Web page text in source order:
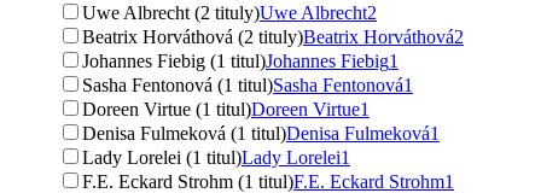
Uwe Albrecht (2 tituly)Uwe Albrecht2
Beatrix Horváthová (2 tituly)Beatrix Horváthová2
Johannes Fiebig (1 titul)Johannes Fiebig1
Sasha Fentonová (1 titul)Sasha Fentonová1
Doreen Virtue (1 titul)Doreen Virtue1
Denisa Fulmeková (1 titul)Denisa Fulmeková1
Lady Lorelei (1 titul)Lady Lorelei1
F.E. Eckard Strohm (1 titul)F.E. Eckard Strohm1